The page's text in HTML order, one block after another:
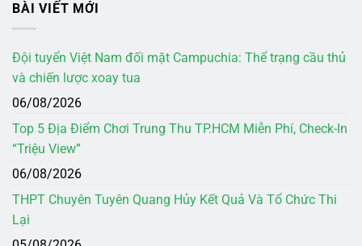
BÀI VIẾT MỚI
Đội tuyển Việt Nam đối mặt Campuchia: Thể trạng cầu thủ
và chiến lược xoay tua
06/08/2026
Top 5 Địa Điểm Chơi Trung Thu TP.HCM Miễn Phí, Check-In
“Triệu View”
06/08/2026
THPT Chuyên Tuyên Quang Hủy Kết Quả Và Tổ Chức Thi
Lại